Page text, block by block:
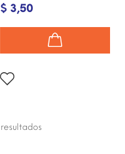
$ 3,50
resultados